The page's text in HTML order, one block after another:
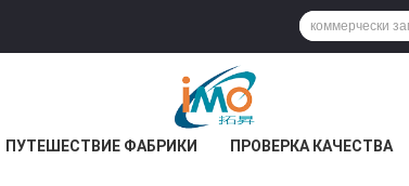
ПУТЕШЕСТВИЕ ФАБРИКИ ПРОВЕРКА КАЧЕСТВА